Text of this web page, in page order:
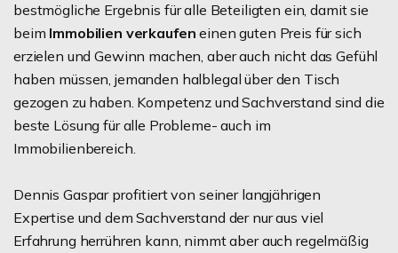
bestmögliche Ergebnis für alle Beteiligten ein, damit sie
beim Immobilien verkaufen einen guten Preis für sich
erzielen und Gewinn machen, aber auch nicht das Gefühl
haben müssen, jemanden halblegal über den Tisch
gezogen zu haben. Kompetenz und Sachverstand sind die
beste Lösung für alle Probleme- auch im
Immobilienbereich.
Dennis Gaspar profitiert von seiner langjährigen
Expertise und dem Sachverstand der nur aus viel
Erfahrung herrühren kann, nimmt aber auch regelmäßig